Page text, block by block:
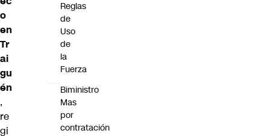
o
en
Tr
ai
gu
én
,
re
gi
Reglas
de
Uso
de
la
Fuerza
Biministro
Mas
por
contratación